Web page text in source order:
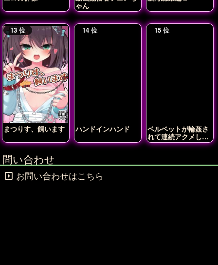
ゃん
まつりす、飼います ハンドインハンド
ベルベットが輪姦さ
れて連続アクメしち
ゃう!!
問い合わせ
お問い合わせはこちら